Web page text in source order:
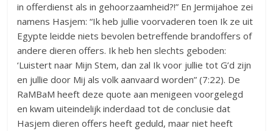
in offerdienst als in gehoorzaamheid?!” En Jermijahoe zei
namens Hasjem: “Ik heb jullie voorvaderen toen Ik ze uit
Egypte leidde niets bevolen betreffende brandoffers of
andere dieren offers. Ik heb hen slechts geboden:
‘Luistert naar Mijn Stem, dan zal Ik voor jullie tot G’d zijn
en jullie door Mij als volk aanvaard worden” (7:22). De
RaMBaM heeft deze quote aan menigeen voorgelegd
en kwam uiteindelijk inderdaad tot de conclusie dat
Hasjem dieren offers heeft geduld, maar niet heeft